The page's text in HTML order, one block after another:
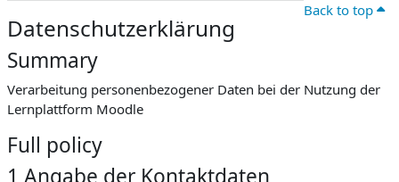
Back to top
Datenschutzerklärung
Summary
Verarbeitung personenbezogener Daten bei der Nutzung der
Lernplattform Moodle
Full policy
1 Angabe der Kontaktdaten